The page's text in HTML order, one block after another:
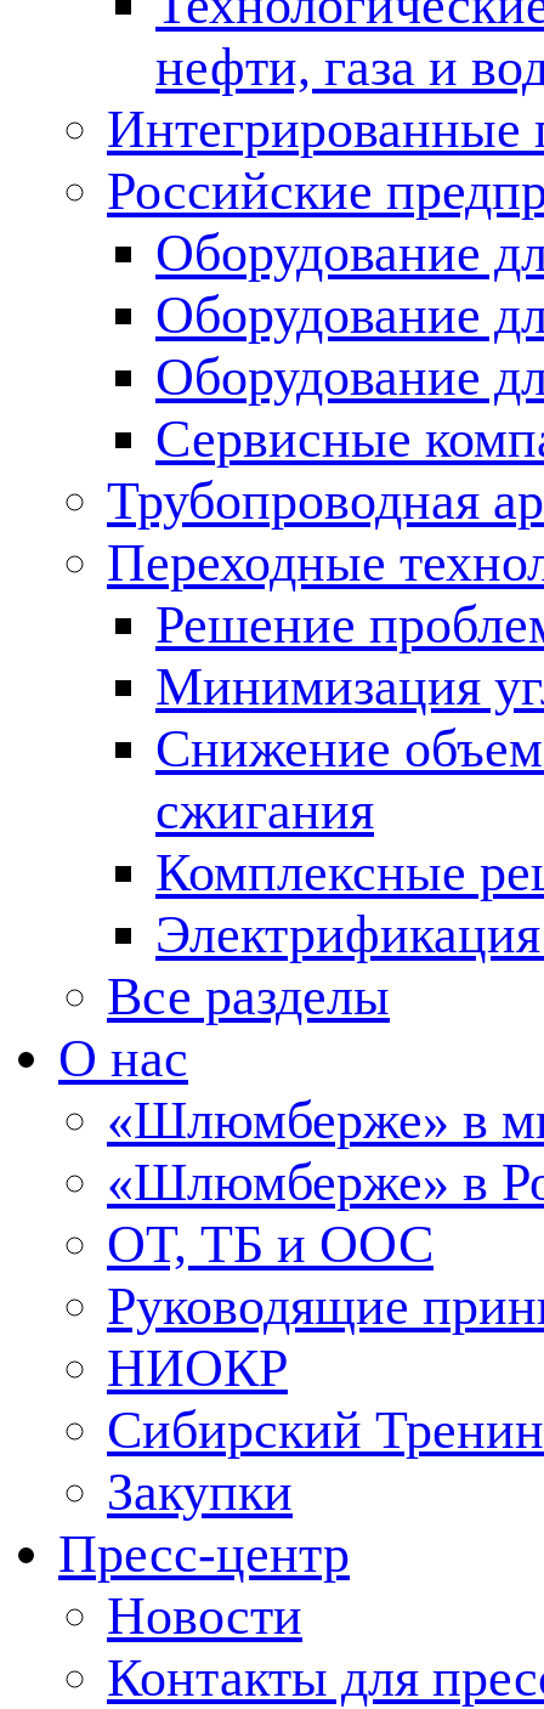
нефти, газа и
Российские
Оборудование
Оборудование
Оборудование
Сервисные
Трубопроводная
Переходные
Решение
Минимизация
Снижение
сжигания
Комплексные
Все разделы
О нас
«Шлюмберже» в
«Шлюмберже» в
ОТ, ТБ и ООС
Руководящие
НИОКР
Сибирский
Закупки
Пресс-центр
Новости
Контакты для